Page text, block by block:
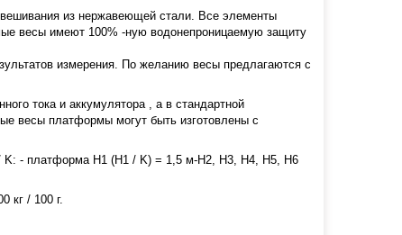
из нержавеющей стали. Все элементы
весы имеют 100% -ную водонепроницаемую защиту
измерения. По желанию весы предлагаются с
тока и аккумулятора , а в стандартной
весы платформы могут быть изготовлены с
- платформа H1 (H1 / K) = 1,5 м-H2, H3, H4, H5, H6
кг / 100 г.